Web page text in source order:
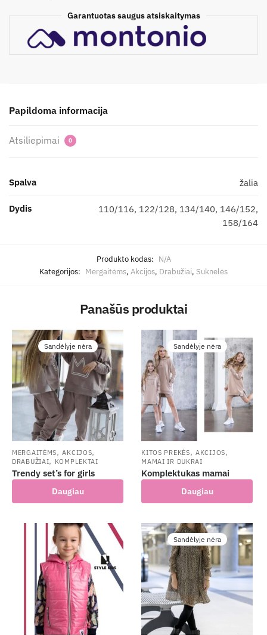
Garantuotas saugus atsiskaitymas
Papildoma informacija
Atsiliepimai 0
Spalva žalia
Dydis
110/116, 122/128, 134/140, 146/152,
158/164
Produkto kodas: N/A
Kategorijos: Mergaitėms, Akcijos, Drabužiai, Suknelės
Panašūs produktai
Sandėlyje nėra
MERGAITĖMS,AKCIJOS,
DRABUŽIAI, KOMPLEKTAI
Trendy set’s for girls
Daugiau
Sandėlyje nėra
KITOS PREKĖS,AKCIJOS,
MAMAI IR DUKRAI
Komplektukas mamai
Daugiau
Sandėlyje nėra